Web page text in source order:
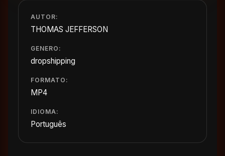
AUTOR:
THOMAS JEFFERSON
GENERO:
dropshipping
FORMATO:
MP4
IDIOMA:
Português